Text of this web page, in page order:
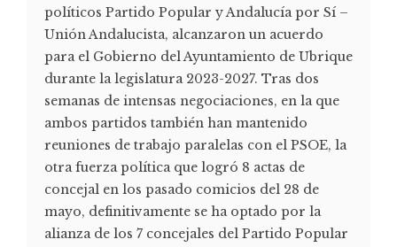
políticos Partido Popular y Andalucía por Sí –
Unión Andalucista, alcanzaron un acuerdo
para el Gobierno del Ayuntamiento de Ubrique
durante la legislatura 2023-2027. Tras dos
semanas de intensas negociaciones, en la que
ambos partidos también han mantenido
reuniones de trabajo paralelas con el PSOE, la
otra fuerza política que logró 8 actas de
concejal en los pasado comicios del 28 de
mayo, definitivamente se ha optado por la
alianza de los 7 concejales del Partido Popular